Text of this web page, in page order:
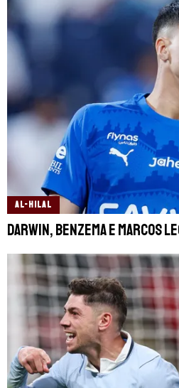
AL-HILAL
Darwin, Benzema e Marcos